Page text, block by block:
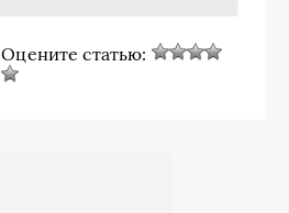
Оцените статью: